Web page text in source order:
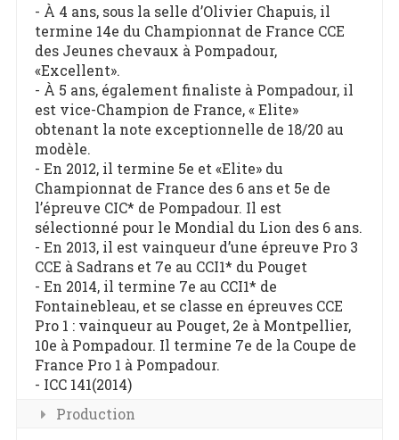
- À 4 ans, sous la selle d’Olivier Chapuis, il
termine 14e du Championnat de France CCE
des Jeunes chevaux à Pompadour,
«Excellent».
- À 5 ans, également finaliste à Pompadour, il
est vice-Champion de France, « Elite»
obtenant la note exceptionnelle de 18/20 au
modèle.
- En 2012, il termine 5e et «Elite» du
Championnat de France des 6 ans et 5e de
l’épreuve CIC* de Pompadour. Il est
sélectionné pour le Mondial du Lion des 6 ans.
- En 2013, il est vainqueur d’une épreuve Pro 3
CCE à Sadrans et 7e au CCI1* du Pouget
- En 2014, il termine 7e au CCI1* de
Fontainebleau, et se classe en épreuves CCE
Pro 1 : vainqueur au Pouget, 2e à Montpellier,
10e à Pompadour. Il termine 7e de la Coupe de
France Pro 1 à Pompadour.
- ICC 141(2014)
Production